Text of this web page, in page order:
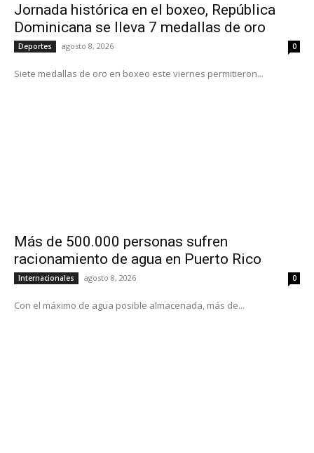
Jornada histórica en el boxeo, República
Dominicana se lleva 7 medallas de oro
Deportes agosto 8, 2026 0
Siete medallas de oro en boxeo este viernes permitieron...
Más de 500.000 personas sufren
racionamiento de agua en Puerto Rico
Internacionales agosto 8, 2026 0
Con el máximo de agua posible almacenada, más de...